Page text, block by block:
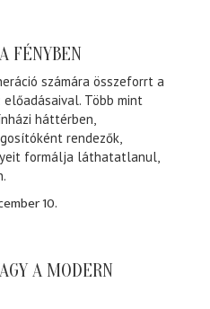
FÉNYBEN
számára összeforrt a
Több mint
háttérben,
rendezők,
formálja láthatatlanul,
10.
A MODERN